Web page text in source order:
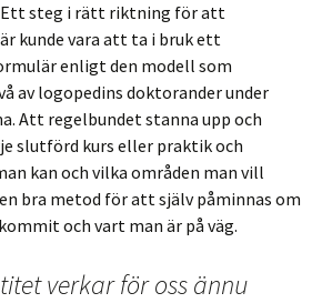
Ett steg i rätt riktning för att
kunde vara att ta i bruk ett
enligt den modell som
av logopedins doktorander under
Att regelbundet stanna upp och
slutförd kurs eller praktik och
kan och vilka områden man vill
bra metod för att själv påminnas om
och vart man är på väg.
verkar för oss ännu